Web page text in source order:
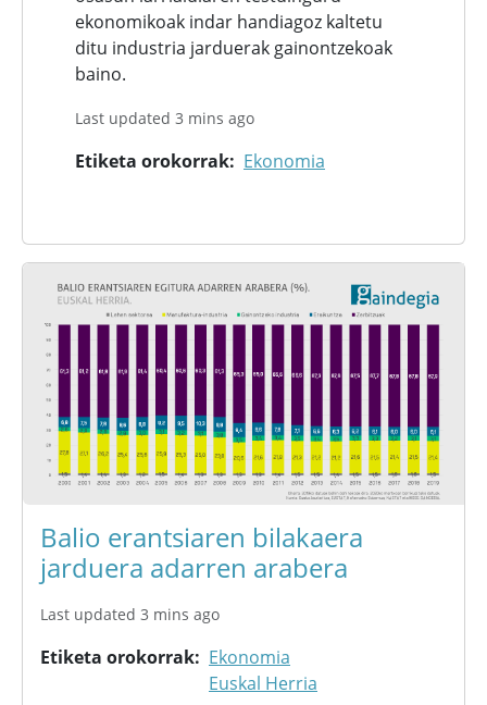
ekonomikoak indar handiagoz kaltetu
ditu industria jarduerak gainontzekoak
baino.
Last updated 3 mins ago
Etiketa orokorrak Ekonomia
Balio erantsiaren bilakaera
jarduera adarren arabera
Last updated 3 mins ago
Etiketa orokorrak
Ekonomia
Euskal Herria